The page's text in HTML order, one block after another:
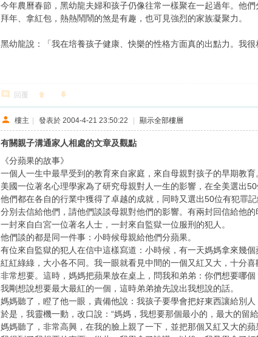
今年農曆春節，黑幼龍夫婦和孩子仍像往常一樣聚在一起過年。他
拜年、拿紅包，熱熱鬧鬧的煞是有趣，也可見強烈的家族凝聚力。
黑幼龍說：「我在培養孩子健康、快樂的性格方面真的出點力。我
回覆
樓主 | 發表於 2004-4-21 23:50:22 | 顯示全部樓層
有關親子溝通家人相處的文章及觀點
《分蘋果的故事》
一個人一生中最早受到的教育來自家庭，來自母親對孩子的早期教育
美國一位著名心理學家為了研究母親對人一生的影響，在全美選出50
他們都在各自的行業中獲得了卓越的成就，同時又選出50位有犯罪記
分別去信給他們，請他們談談母親對他們的影響。有兩封回信給他的
一封來自白宮一位著名人士，一封來自監獄一位服刑的犯人。
他們談的都是同一件事：小時候母親給他們分蘋果。
有位來自監獄的犯人在信中這樣寫道：小時候，有一天媽媽拿來幾個
紅紅綠綠，大小各不同。我一眼就看見中間的一個又紅又大，十分喜
非常想要。這時，媽媽把蘋果放在桌上，問我和弟弟：你們想要哪個
我剛想說想要最大最紅的一個，這時弟弟搶先說出我想說的話。
媽媽聽了，瞪了他一眼，責備他說：我孩子要學會把好東西讓給別人
於是，我靈機一動，改口說：“媽媽，我想要那個最小的，最大的留
媽媽聽了，非常高興，在我的臉上親了一下，並把那個又紅又大的蘋